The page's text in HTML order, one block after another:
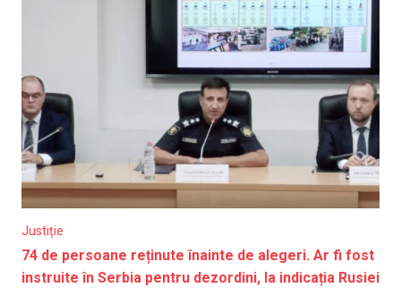
Justiție
74 de persoane reținute înainte de alegeri. Ar fi fost
instruite în Serbia pentru dezordini, la indicația Rusiei